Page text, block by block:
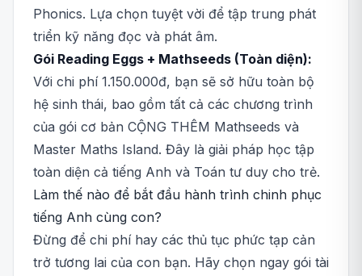
Phonics. Lựa chọn tuyệt vời để tập trung phát
triển kỹ năng đọc và phát âm.
Gói Reading Eggs + Mathseeds (Toàn diện):
Với chi phí 1.150.000đ, bạn sẽ sở hữu toàn bộ
hệ sinh thái, bao gồm tất cả các chương trình
của gói cơ bản CỘNG THÊM Mathseeds và
Master Maths Island. Đây là giải pháp học tập
toàn diện cả tiếng Anh và Toán tư duy cho trẻ.
Làm thế nào để bắt đầu hành trình chinh phục
tiếng Anh cùng con?
Đừng để chi phí hay các thủ tục phức tạp cản
trở tương lai của con bạn. Hãy chọn ngay gói tài